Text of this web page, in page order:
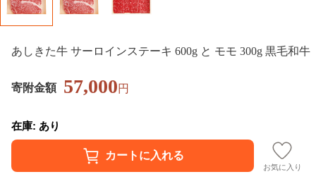
あしきた牛 サーロインステーキ 600g と モモ 300g 黒毛和牛
寄附金額 57,000円
在庫: あり
お気に入り